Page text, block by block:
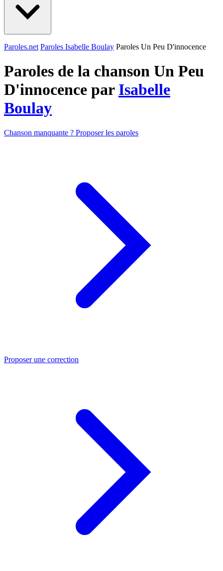
Paroles.net Paroles Isabelle Boulay Paroles Un Peu D'innocence
Paroles de la chanson Un Peu
D'innocence par Isabelle
Boulay
Chanson manquante ? Proposer les paroles
Proposer une correction